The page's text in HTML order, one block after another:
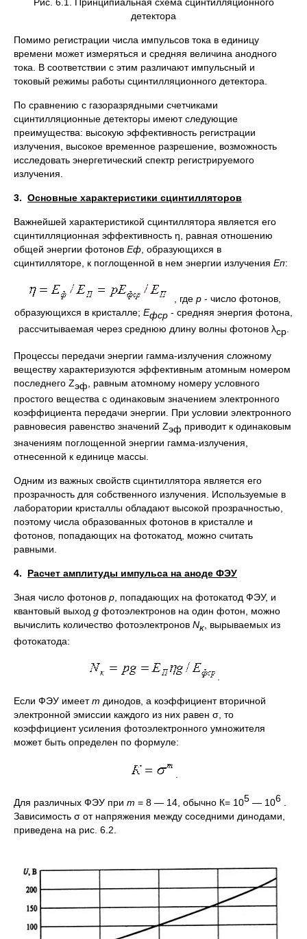
детектора
Помимо регистрации числа импульсов тока в единицу
времени может измеряться и средняя величина анодного
тока. В соответствии с этим различают импульсный и
токовый режимы работы сцинтилляционного детектора.
По сравнению с газоразрядными счетчиками
сцинтилляционные детекторы имеют следующие
преимущества: высокую эффективность регистрации
излучения, высокое временное разрешение, возможность
исследовать энергетический спектр регистрируемого
излучения.
3. Основные характеристики сцинтилляторов
Важнейшей характеристикой сцинтиллятора является его
сцинтилляционная эффективность η, равная отношению
общей энергии фотонов Еф , образующихся в
сцинтилляторе, к поглощенной в нем энергии излучения Еп:
, где p- число фотонов,
образующихся в кристалле; Ефср - средняя энергия фотона,
рассчитываемая через среднюю длину волны фотонов λср
Процессы передачи энергии гамма-излучения сложному
веществу характеризуются эффективным атомным номером
последнего Zэф , равным атомному номеру условного
простого вещества с одинаковым значением электронного
коэффициента передачи энергии. При условии электронного
равновесия равенство значений Zэф приводит к одинаковым
значениям поглощенной энергии гамма-излучения,
отнесенной к единице массы.
Одним из важных свойств сцинтиллятора является его
прозрачность для собственного излучения. Используемые в
лаборатории кристаллы обладают высокой прозрачностью,
поэтому числа образованных фотонов в кристалле и
фотонов, попадающих на фотокатод, можно считать
равными.
4. Расчет амплитуды импульса на аноде ФЭУ
Зная число фотонов р , попадающих на фотокатод ФЭУ, и
квантовый выход g фотоэлектронов на один фотон, можно
вычислить количество фотоэлектронов Nк , вырываемых из
фотокатода:
Если ФЭУ имеетm динодов, а коэффициент вторичной
электронной эмиссии каждого из них равен σ, то
коэффициент усиления фотоэлектронного умножителя
может быть определен по формуле:
Для различных ФЭУ при m = 8 — 14, обычно К= 105 — 106
Зависимость σ от напряжения между соседними динодами,
приведена на рис. 6.2.